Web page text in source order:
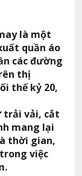
là một
quần áo
các đường
thị
thế kỷ 20,
trải vải, cắt
mang lại
thời gian,
việc